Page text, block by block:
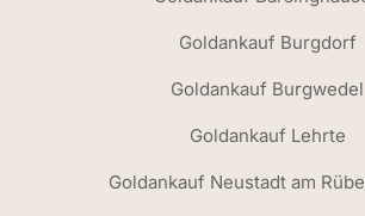
Goldankauf Burgdorf
Goldankauf Burgwedel
Goldankauf Lehrte
Goldankauf Neustadt am